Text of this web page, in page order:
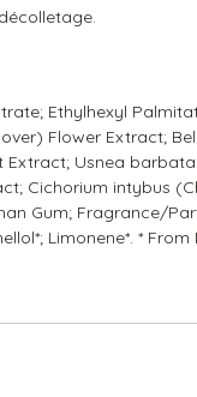
Ethylhexyl
Flower Extract;
Usnea
Cichorium intybus
Gum; Fragrance/
Limonene*. *